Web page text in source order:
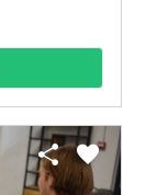
share favorite